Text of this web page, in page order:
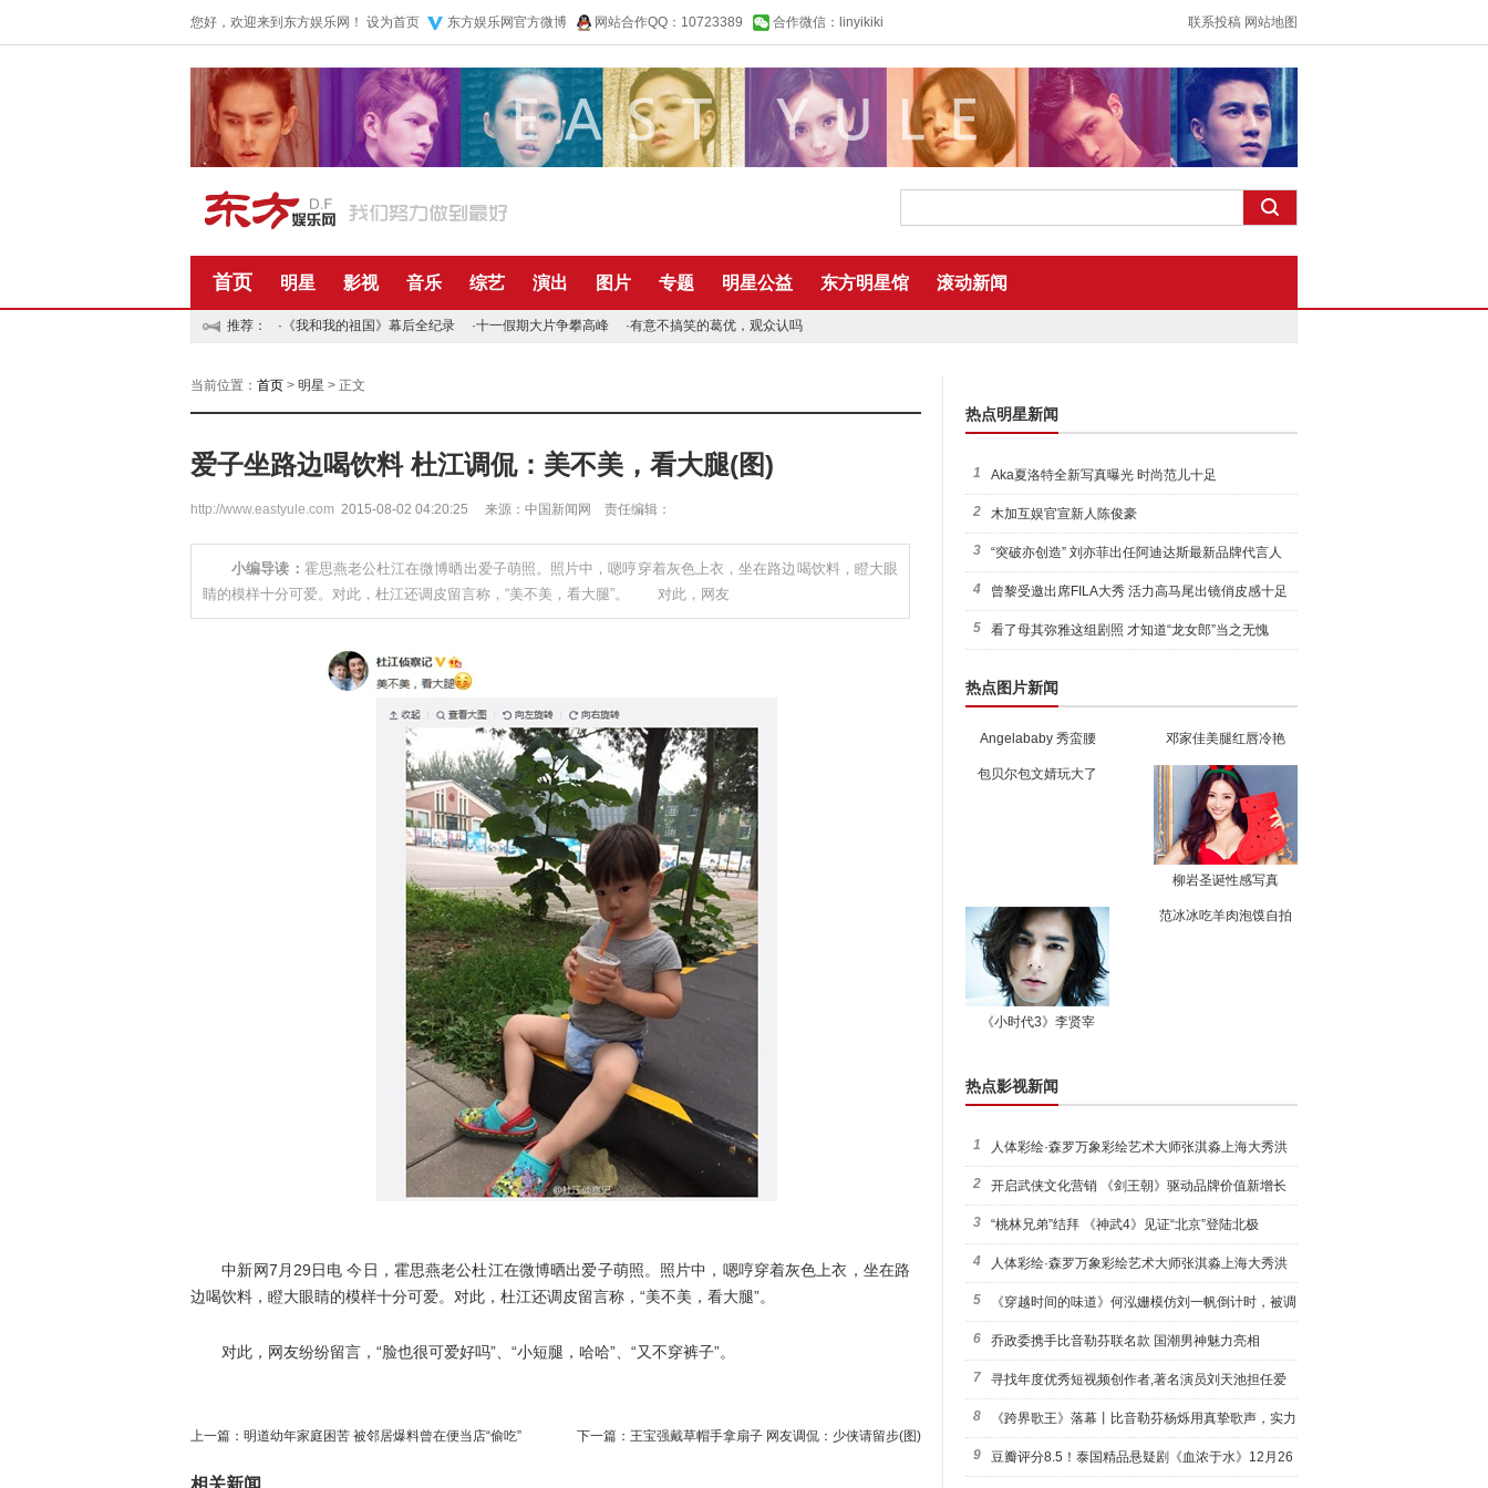
您好，欢迎来到东方娱乐网！ 设为首页 东方娱乐网官方微博 网站合作QQ：10723389 合作微信：linyikiki 联系投稿 网站地图
首页 明星 影视 音乐 综艺 演出 图片 专题 明星公益 东方明星馆 滚动新闻
推荐： · 《我和我的祖国》幕后全纪录 ·十一假期大片争攀高峰 ·有意不搞笑的葛优，观众认吗
当前位置： 首页 > 明星 > 正文
爱子坐路边喝饮料 杜江调侃：美不美，看大腿(图)
http://www.eastyule.com 2015-08-02 04:20:25 来源：中国新闻网 责任编辑：
小编导读： 霍思燕老公杜江在微博晒出爱子萌照。照片中，嗯哼穿着灰色上衣，坐在路边喝饮料，瞪大眼
睛的模样十分可爱。对此，杜江还调皮留言称，“美不美，看大腿”。 对此，网友
中新网7月29日电 今日，霍思燕老公杜江在微博晒出爱子萌照。照片中，嗯哼穿着灰色上衣，坐在路
边喝饮料，瞪大眼睛的模样十分可爱。对此，杜江还调皮留言称，“美不美，看大腿”。
对此，网友纷纷留言，“脸也很可爱好吗”、“小短腿，哈哈”、“又不穿裤子”。
上一篇： 明道幼年家庭困苦 被邻居爆料曾在便当店“偷吃” 下一篇： 王宝强戴草帽手拿扇子 网友调侃：少侠请留步(图)
相关新闻
热点明星新闻
1 Aka夏洛特全新写真曝光 时尚范儿十足
2 木加互娱官宣新人陈俊豪
3 “突破亦创造” 刘亦菲出任阿迪达斯最新品牌代言人
引爆
4 曾黎受邀出席FILA大秀 活力高马尾出镜俏皮感十足
5 看了母其弥雅这组剧照 才知道“龙女郎”当之无愧
热点图片新闻
Angelababy 秀蛮腰 邓家佳美腿红唇冷艳
包贝尔包文婧玩大了
柳岩圣诞性感写真
《小时代3》李贤宰
范冰冰吃羊肉泡馍自拍
热点影视新闻
1 人体彩绘·森罗万象彩绘艺术大师张淇淼上海大秀洪
荒宇宙
2 开启武侠文化营销 《剑王朝》驱动品牌价值新增长
3 “桃林兄弟”结拜 《神武4》见证“北京”登陆北极
4 人体彩绘·森罗万象彩绘艺术大师张淇淼上海大秀洪
荒宇宙
5 《穿越时间的味道》何泓姗模仿刘一帆倒计时，被调
侃“学人
6 乔政委携手比音勒芬联名款 国潮男神魅力亮相
7 寻找年度优秀短视频创作者,著名演员刘天池担任爱
奇艺号"奇
8 《跨界歌王》落幕丨比音勒芬杨烁用真挚歌声，实力
圈粉!
9 豆瓣评分8.5！泰国精品悬疑剧《血浓于水》12月26